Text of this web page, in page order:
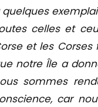
quelques
celles et
et les Corses
notre Île a
sommes
car